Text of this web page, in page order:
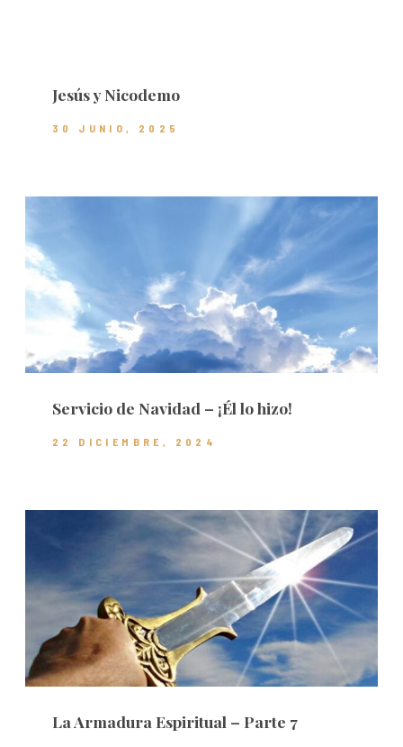
Jesús y Nicodemo
30 JUNIO, 2025
Servicio de Navidad – ¡Él lo hizo!
22 DICIEMBRE, 2024
La Armadura Espiritual – Parte 7